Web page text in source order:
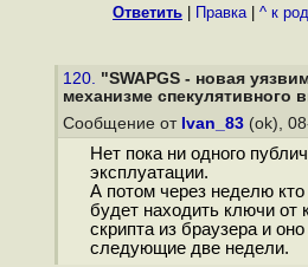
Ответить Правка| ^ к
120. "SWAPGS - новая
механизме спекулятивного
Сообщение от Ivan_83 (ok),
Нет пока ни одного
эксплуатации.
А потом через неделю
будет находить ключи
скрипта из браузера и
следующие две недели.